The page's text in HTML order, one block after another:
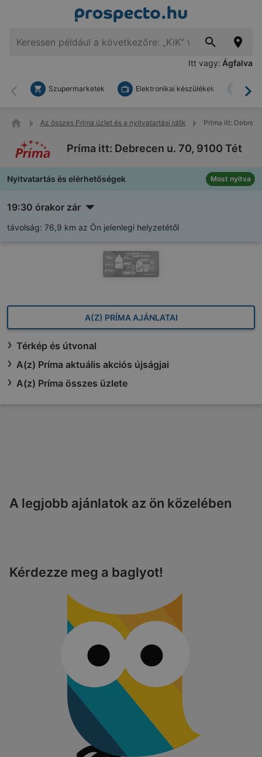
Itt vagy: Ágfalva
Vissza
Szupermarketek Elektronikai készülékek
Az összes Príma üzlet és a nyitvatartási idők Príma itt:
Príma itt: Debrecen u. 70, 9100 Tét
Nyitvatartás és elérhetőségek Most nyitva
19:30 órakor zár
távolság: 76,9 km az Ön jelenlegi helyzetétől
A(Z) PRÍMA AJÁNLATAI
Térkép és útvonal
A(z) Príma aktuális akciós újságjai
A(z) Príma összes üzlete
A legjobb ajánlatok az ön közelében
Kérdezze meg a baglyot!